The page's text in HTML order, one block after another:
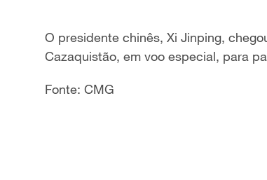
O presidente chinês, Xi Jinping,
Cazaquistão, em voo especial, para
Fonte: CMG